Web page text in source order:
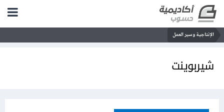
الإنتاجية وسير العمل
شيربوينت